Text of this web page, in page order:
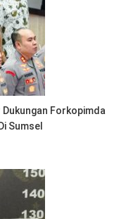
Forkopimda
Sumsel